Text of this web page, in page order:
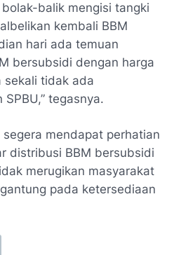
balik mengisi tangki
kembali BBM
hari ada temuan
bersubsidi dengan harga
sekali tidak ada
tegasnya.
mendapat perhatian
distribusi BBM bersubsidi
merugikan masyarakat
pada ketersediaan